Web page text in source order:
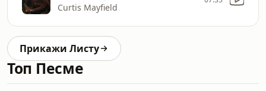
Curtis Mayfield
Прикажи Листу
Топ Песме